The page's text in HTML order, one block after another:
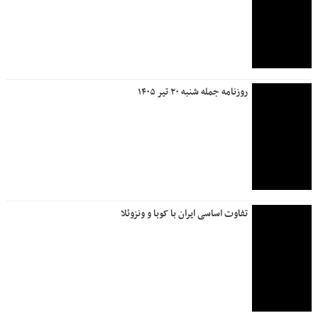
روزنامه جمله شنبه ۲۰ تیر ۱۴۰۵
تفاوت اساسی ایران با کوبا و ونزوئلا